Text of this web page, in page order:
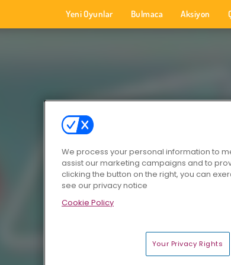
Yeni Oyunlar Bulmaca Aksiyon
We process your personal information to
assist our marketing campaigns and to
clicking the button on the right, you can
see our privacy notice
Cookie Policy
Your Privacy Rights